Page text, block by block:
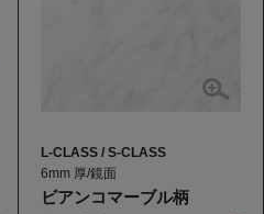
L-CLASS / S-CLASS
6mm 厚/鏡面
ビアンコマーブル柄